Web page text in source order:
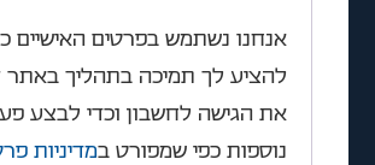
אנחנו נשתמש בפרטים האישיים
להציע לך תמיכה בתהליך באתר
את הגישה לחשבון וכדי לבצע
נוספות כפי שמפורט במדיניות